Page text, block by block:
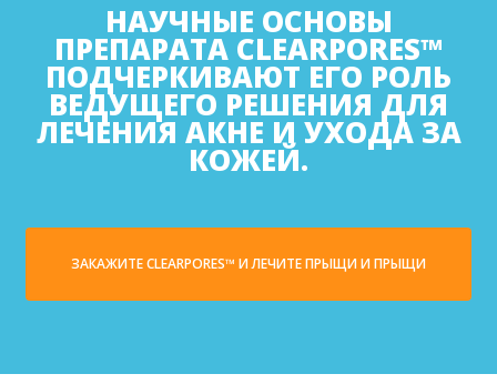
НАУЧНЫЕ ОСНОВЫ
ПРЕПАРАТА CLEARPORES™
ПОДЧЕРКИВАЮТ ЕГО РОЛЬ
ВЕДУЩЕГО РЕШЕНИЯ ДЛЯ
ЛЕЧЕНИЯ АКНЕ И УХОДА ЗА
КОЖЕЙ.
ЗАКАЖИТЕ CLEARPORES™ И ЛЕЧИТЕ ПРЫЩИ И ПРЫЩИ